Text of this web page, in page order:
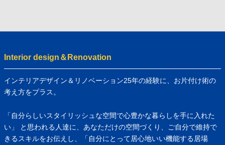
Interior design＆Renovation
インテリアデザイン＆リノベーション25年の経験に、お片付け術の
考え方をプラス。
「自分らしいスタイリッシュな空間で心豊かな暮らしを手に入れた
い」 と思われる人達に、あなただけの空間づくり、ご自分で維持で
きるスキルをお伝えし、「自分にとって居心地いい機能する居場